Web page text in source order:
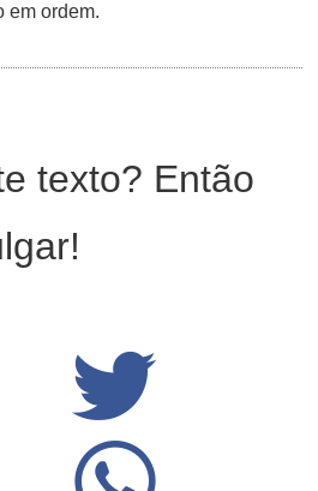
em ordem.
texto? Então